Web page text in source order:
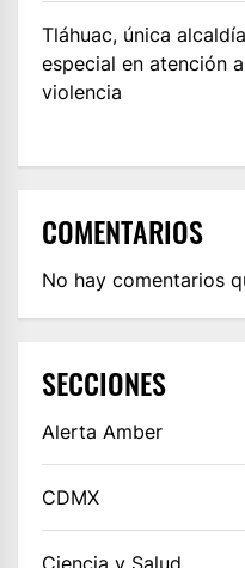
Tláhuac, única
especial en atención
violencia
COMENTARIOS
No hay comentarios
SECCIONES
Alerta Amber
CDMX
Ciencia y Salud